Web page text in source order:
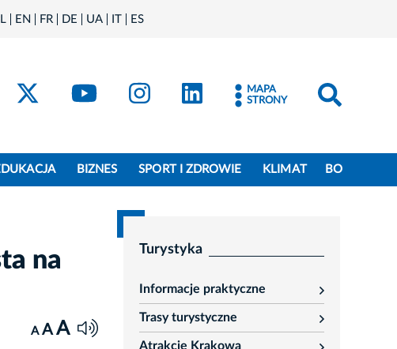
EN FR DE UA IT ES
Kraków - X
Kraków - YouTube
Kraków - Instagram
Kraków - LinkedIn
MAPA
STRONY
BIZNES SPORT I ZDROWIE KLIMAT BO
na
A A A
Turystyka
Informacje praktyczne
rozwiń
Trasy turystyczne
rozwiń
Atrakcje Krakowa